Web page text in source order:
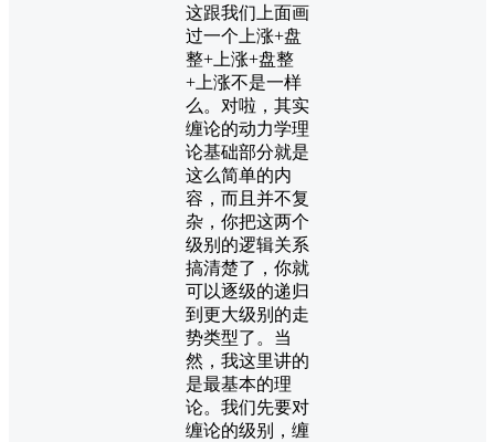
这跟我们上面画
过一个上涨+盘
整+上涨+盘整
+上涨不是一样
么。对啦，其实
缠论的动力学理
论基础部分就是
这么简单的内
容，而且并不复
杂，你把这两个
级别的逻辑关系
搞清楚了，你就
可以逐级的递归
到更大级别的走
势类型了。当
然，我这里讲的
是最基本的理
论。我们先要对
缠论的级别，缠